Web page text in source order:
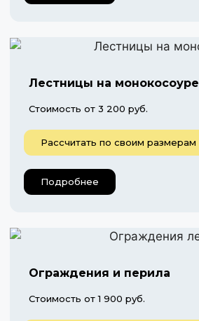
Лестницы на монокосоуре
Стоимость от 3 200 руб.
Рассчитать по своим размерам
Подробнее
Ограждения и перила
Стоимость от 1 900 руб.